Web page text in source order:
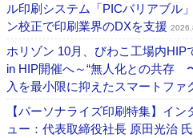
ル印刷システム「PICバリアブ
ン校正で印刷業界のDXを支援
ホリゾン 10月、びわこ工場内HIP
in HIP開催へ～“無人化との共存
入を最小限に抑えたスマートファ
【パーソナライズ印刷特集】イ
ュー：代表取締役社長 原田光治